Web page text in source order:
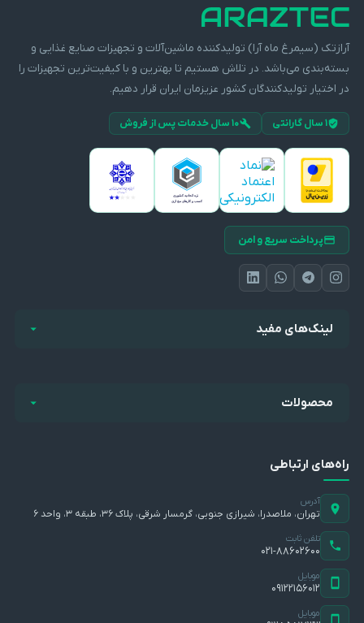
آرازتک (سیمرغ ماه آرا) تولیدکننده ماشین‌آلات و تجهیزات صنایع غذایی و
بسته‌بندی می‌باشد. در تلاش هستیم تا بهترین و با کیفیت‌ترین تجهیزات را
در اختیار تولیدکنندگان کشور عزیزمان ایران قرار دهیم.
۱ سال گارانتی ۱۰ سال خدمات پس از فروش
پرداخت سریع و امن
لینک‌های مفید
محصولات
راه‌های ارتباطی
آدرس
تهران، ملاصدرا، شیرازی جنوبی، گرمسار شرقی، پلاک ۳۶، طبقه ۳، واحد ۶
تلفن ثابت
۰۲۱-۸۸۶۰۲۶۰۰
موبایل
۰۹۱۲۲۱۵۶۰۱۲
موبایل